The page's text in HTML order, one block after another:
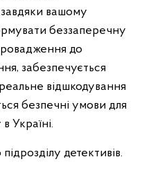
вашому
беззаперечну
до
забезпечується
відшкодування
безпечні умови для
Україні.
детективів.